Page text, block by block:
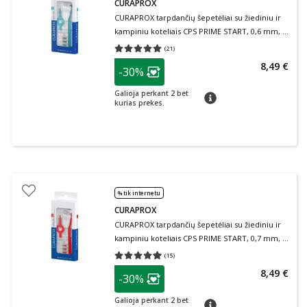
CURAPROX
CURAPROX tarpdančių šepetėliai su žiediniu ir
kampiniu koteliais CPS PRIME START, 0,6 mm, 5
vnt.
(21)
Vidutinis įvertinimas 5.00
patarimas
Lojalumo klubo narių nuolaida
-30%
Galioja perkant 2 bet
kurias prekes.
patarimas
8,49 €
% tik internetu
CURAPROX
CURAPROX tarpdančių šepetėliai su žiediniu ir
kampiniu koteliais CPS PRIME START, 0,7 mm, 5
vnt.
(15)
Vidutinis įvertinimas 4.93
patarimas
Lojalumo klubo narių nuolaida
-30%
Galioja perkant 2 bet
patarimas
8,49 €